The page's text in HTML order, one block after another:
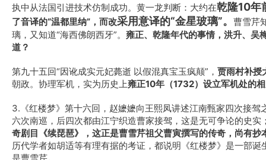
执中从法国引进技术仿制成功。黄一龙判断：大约在乾隆10年
了音译的“温都里纳”，而改采用意译的“金星玻璃”。 曹雪芹
璃，又知道“海西佛朗西牙”。 雍正、乾隆年代的事情，洪升、吴
道？
第九十五回“因讹成实元妃薨逝 以假混真宝玉疯颠”， 贾雨村补授
朝政。协理军机，实为历史上雍正10年（1732）设立军机处的
3.《红楼梦》第十六回，赵嬷嬷向王熙凤讲述江南甄家四次接驾
六次南巡，后四次都由江宁织造曹家接驾，这是无可争论的史实
奇剧目《续琵琶》，这正是曹雪芹祖父曹寅撰写的传奇， 尚有抄
历代学者如胡适等有理有据的考证，都说明《红楼梦》是一部诞